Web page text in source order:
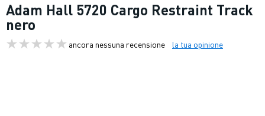
Adam Hall 5720 Cargo Restraint Track
nero
ancora nessuna recensione la tua opinione